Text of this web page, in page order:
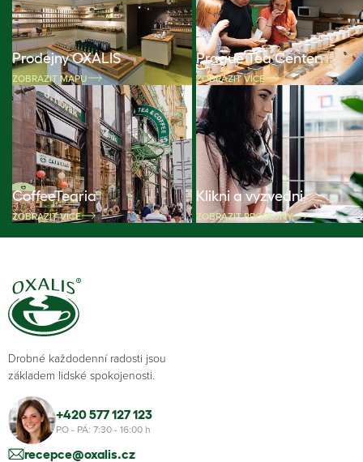
Prodejny OXALIS
ZOBRAZIT MAPU
Prague Tea Center
ZOBRAZIT VÍCE
CoffeeTearia
ZOBRAZIT VÍCE
Klikni a vyzvedni
ZOBRAZIT PRODEJNY
Drobné každodenní radosti jsou
základem lidské spokojenosti.
+420 577 127 123
PO - PÁ: 7:30 - 16:00 h
recepce@oxalis.cz